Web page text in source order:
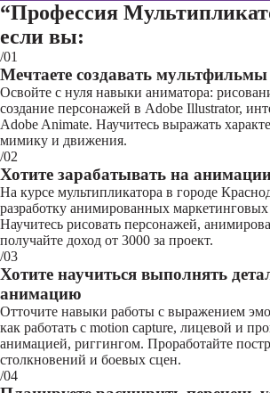
“Профессия
если вы:
/01
Мечтаете создавать мультфильмы
Освойте с нуля навыки аниматора:
создание персонажей в Adobe Illustrator,
Adobe Animate. Научитесь выражать
мимику и движения.
/02
Хотите зарабатывать на
На курсе мультипликатора в городе
разработку анимированных
Научитесь рисовать персонажей,
получайте доход от 3000 за проект.
/03
Хотите научиться выполнять
анимацию
Отточите навыки работы с выражением
как работать с motion capture, лицевой и
анимацией, риггингом. Проработайте
столкновений и боевых сцен.
/04